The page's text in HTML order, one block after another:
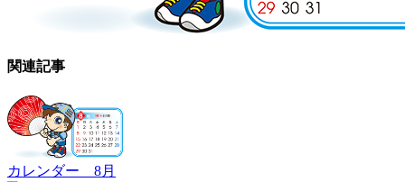
関連記事
カレンダー 8月